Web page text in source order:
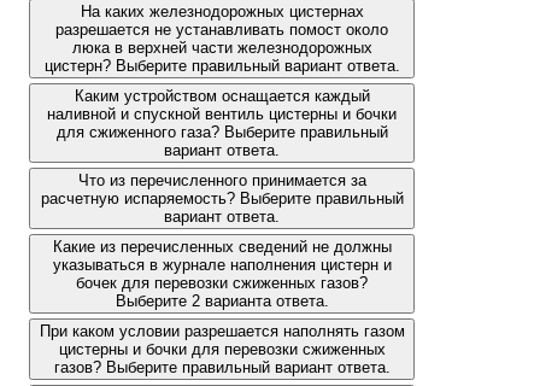
На каких железнодорожных цистернах
разрешается не устанавливать помост около
люка в верхней части железнодорожных
цистерн? Выберите правильный вариант ответа.
Каким устройством оснащается каждый
наливной и спускной вентиль цистерны и бочки
для сжиженного газа? Выберите правильный
вариант ответа.
Что из перечисленного принимается за
расчетную испаряемость? Выберите правильный
вариант ответа.
Какие из перечисленных сведений не должны
указываться в журнале наполнения цистерн и
бочек для перевозки сжиженных газов?
Выберите 2 варианта ответа.
При каком условии разрешается наполнять газом
цистерны и бочки для перевозки сжиженных
газов? Выберите правильный вариант ответа.